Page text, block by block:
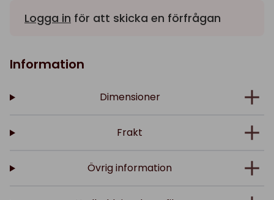
Logga in för att skicka en förfrågan
Information
Dimensioner
Frakt
Övrig information